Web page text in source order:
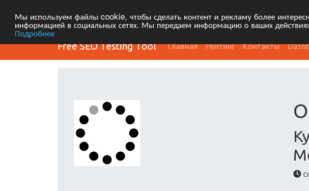
Мы используем файлы cookie, чтобы сделать контент и рекламу более
информацией в социальных сетях. Мы передаем информацию о ваших
Подробнее
Free SEO Testing Tool Главная Рейтинг Контакты